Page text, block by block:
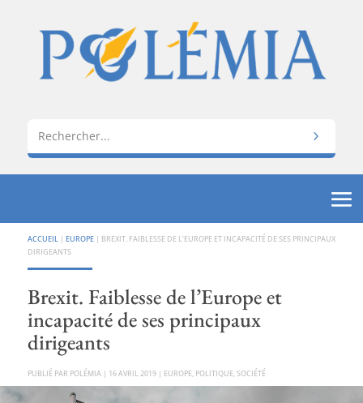
ACCUEIL | EUROPE| BREXIT. FAIBLESSE DE L’EUROPE ET INCAPACITÉ DE SES PRINCIPAUX
DIRIGEANTS
Brexit. Faiblesse de l’Europe et
incapacité de ses principaux
dirigeants
PAR POLÉMIA | 16 AVRIL 2019| EUROPE, POLITIQUE, SOCIÉTÉ